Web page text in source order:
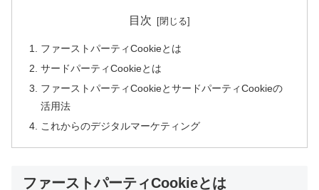
目次
ファーストパーティCookieとは
サードパーティCookieとは
ファーストパーティCookieとサードパーティCookieの
活用法
これからのデジタルマーケティング
ファーストパーティCookieとは